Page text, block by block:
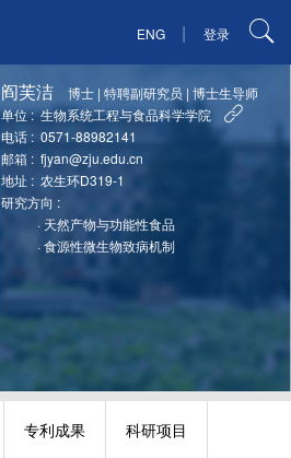
ENG | 登录
阎芙洁 博士 |特聘副研究员 |博士生导师
单位 : 生物系统工程与食品科学学院
电话 : 0571-88982141
邮箱 : fjyan@zju.edu.cn
地址 : 农生环D319-1
研究方向 :
· 天然产物与功能性食品
·食源性微生物致病机制
专利成果 科研项目